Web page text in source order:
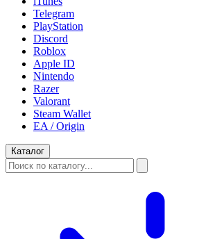
Telegram
PlayStation
Discord
Roblox
Apple ID
Nintendo
Razer
Valorant
Steam Wallet
EA / Origin
Каталог